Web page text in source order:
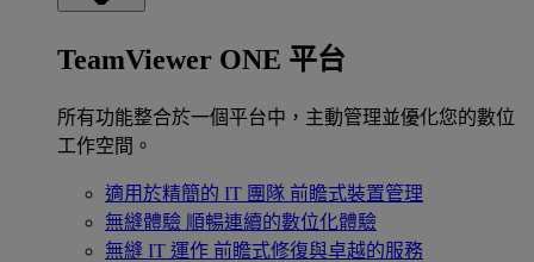
TeamViewer ONE 平台
所有功能整合於一個平台中，主動管理並優化您的數位
工作空間。
適用於精簡的 IT 團隊 前瞻式裝置管理
無縫體驗 順暢連續的數位化體驗
無縫 IT 運作 前瞻式修復與卓越的服務